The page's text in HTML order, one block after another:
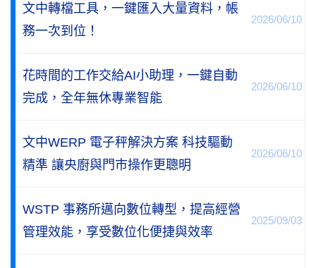
文中轉檔工具，一鍵匯入大量資料，帳
務一次到位！
2026/06/10
花時間的工作交給AI小助理，一鍵自動
完成，全年無休專業智能
2026/06/10
文中WERP 電子秤解決方案 科技驅動
精準 讓央廚與門市操作更聰明
2026/06/10
WSTP 事務所邁向數位轉型，提高經營
管理效能，享受數位化便捷與效率
2025/09/03